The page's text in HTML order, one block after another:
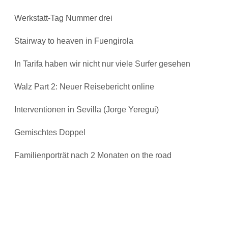
Werkstatt-Tag Nummer drei
Stairway to heaven in Fuengirola
In Tarifa haben wir nicht nur viele Surfer gesehen
Walz Part 2: Neuer Reisebericht online
Interventionen in Sevilla (Jorge Yeregui)
Gemischtes Doppel
Familienporträt nach 2 Monaten on the road